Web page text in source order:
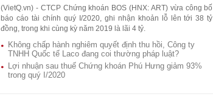
(VietQ.vn) - CTCP Chứng khoán BOS (HNX: ART) vừa công bố
báo cáo tài chính quý I/2020, ghi nhận khoản lỗ lên tới 38 tỷ
đồng, trong khi cùng kỳ năm 2019 là lãi 4 tỷ.
Không chấp hành nghiêm quyết định thu hồi, Công ty
TNHH Quốc tế Laco đang coi thường pháp luật?
Lợi nhuận sau thuế Chứng khoán Phú Hưng giảm 93%
trong quý I/2020